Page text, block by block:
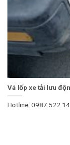
Vá lốp xe tải lưu
Hotline: